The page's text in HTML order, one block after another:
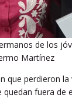
de los
Martínez
que perdieron
fuera de